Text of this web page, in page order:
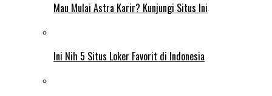
Mau Mulai Astra Karir? Kunjungi Situs Ini
Ini Nih 5 Situs Loker Favorit di Indonesia